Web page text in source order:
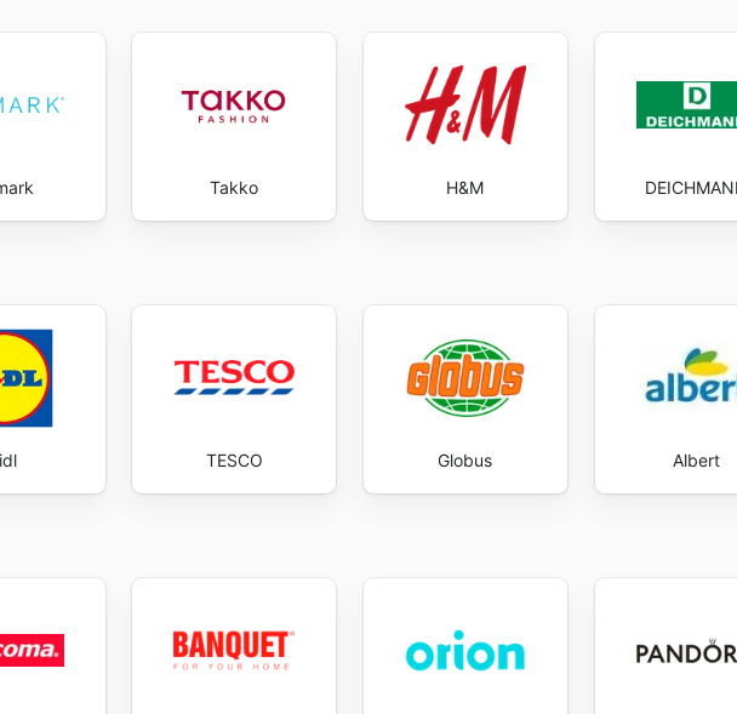
Takko H&M
TESCO Globus Albert